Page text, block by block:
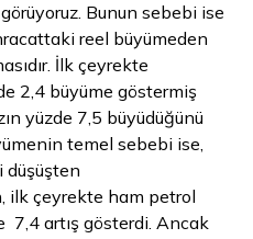
Bunun sebebi ise
reel büyümeden
İlk çeyrekte
2,4 büyüme göstermiş
yüzde 7,5 büyüdüğünü
temel sebebi ise,
düşüşten
ilk çeyrekte ham petrol
7,4 artış gösterdi. Ancak